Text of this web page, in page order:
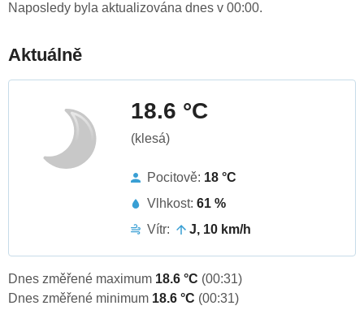
Naposledy byla aktualizována dnes v 00:00.
Aktuálně
18.6 °C
(klesá)
Pocitově: 18 °C
Vlhkost: 61 %
Vítr:
J, 10 km/h
Dnes změřené maximum 18.6 °C (00:31)
Dnes změřené minimum 18.6 °C (00:31)